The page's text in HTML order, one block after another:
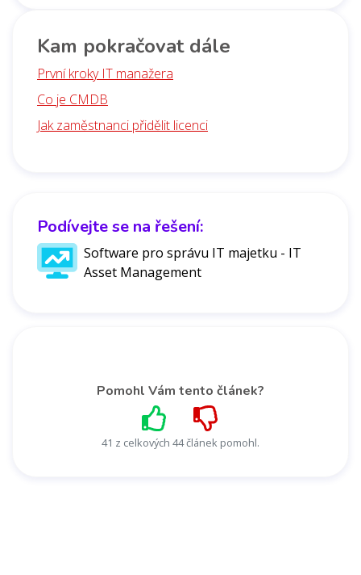
Podívejte se na řešení:
Software pro správu IT majetku - IT
Asset Management
Pomohl Vám tento článek?
41 z celkových 44 článek pomohl.
Kam pokračovat dále
První kroky IT manažera
Co je CMDB
Jak zaměstnanci přidělit licenci